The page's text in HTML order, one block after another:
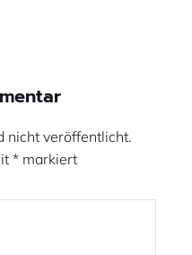
nicht veröffentlicht.
* markiert